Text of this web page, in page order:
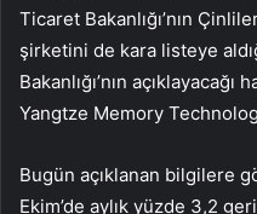
Ticaret Bakanlığı’nın
şirketini de kara listeye
Bakanlığı’nın
Yangtze Memory
Bugün açıklanan bilgilere
Ekim’de aylık yüzde 3,2